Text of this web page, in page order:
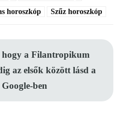
horoszkóp Szűz horoszkóp
hogy a Filantropikum
az elsők között lásd a
Google-ben